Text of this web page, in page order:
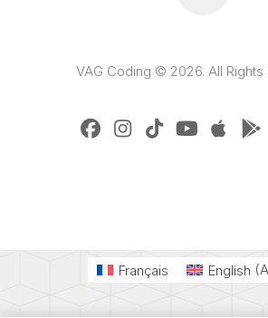
VAG Coding © 2026. All Rights
Français English (